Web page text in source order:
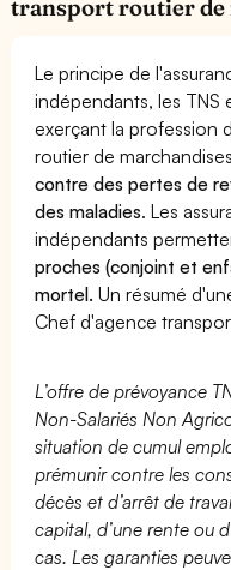
transport routier de
Le principe de
indépendants, les
exerçant la profession
routier de
contre des pertes de
des maladies. Les
indépendants
proches (conjoint et
mortel. Un résumé
Chef d'agence
L’offre de prévoyance
Non-Salariés Non
situation de cumul
prémunir contre les
décès et d’arrêt de
capital, d’une rente ou
cas. Les garanties